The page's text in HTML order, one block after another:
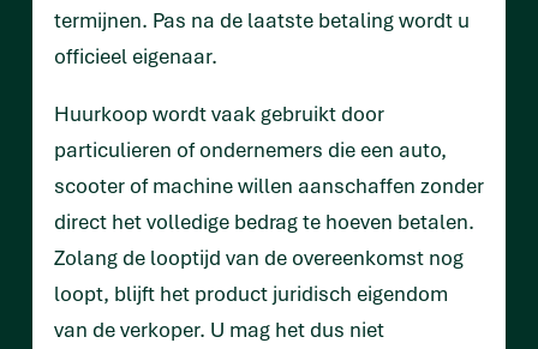
termijnen. Pas na de laatste betaling wordt u
officieel eigenaar.
Huurkoop wordt vaak gebruikt door
particulieren of ondernemers die een auto,
scooter of machine willen aanschaffen zonder
direct het volledige bedrag te hoeven betalen.
Zolang de looptijd van de overeenkomst nog
loopt, blijft het product juridisch eigendom
van de verkoper. U mag het dus niet